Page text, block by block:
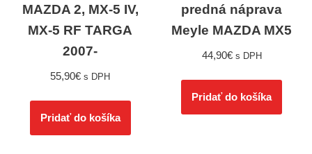
MAZDA 2, MX-5 IV,
MX-5 RF TARGA
2007-
55,90€ s DPH
Pridať do košíka
predná náprava
Meyle MAZDA MX5
44,90€ s DPH
Pridať do košíka